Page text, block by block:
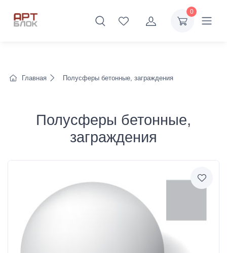
0
Главная Полусферы бетонные, заграждения
Полусферы бетонные,
заграждения